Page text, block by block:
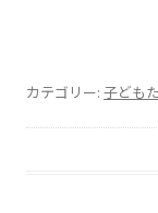
カテゴリー: 子ども